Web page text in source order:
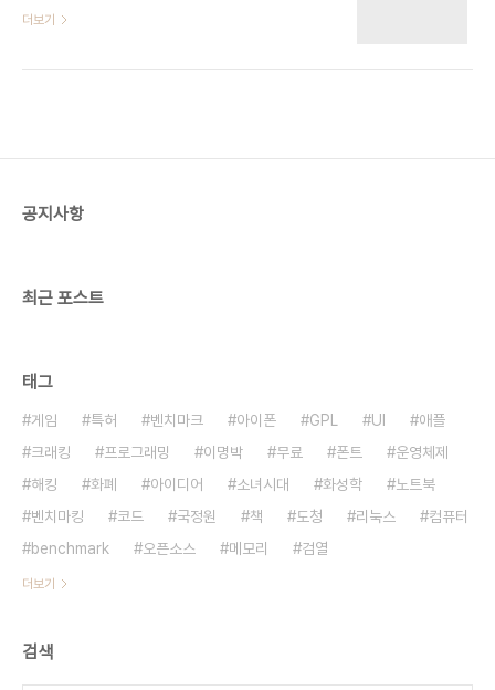
했다.결론은 가벼운 GNU/리눅스 중에서 제일 많이
archbang 200716-i686 83used 515free
더보기
공지사항
최근 포스트
태그
게임 특허 벤치마크 아이폰 GPL UI
애플
크래킹
프로그래밍 이명박 무료 폰트
운영체제
해킹
화폐 아이디어 소녀시대 화성학
노트북
벤치마킹
코드 국정원 책 도청 리눅스
컴퓨터
benchmark
오픈소스 메모리 검열
더보기
검색